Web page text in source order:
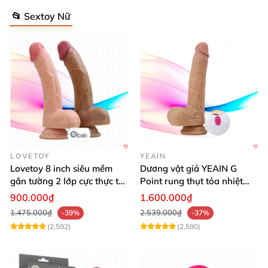
Thông tin bổ sung
Loại sản phẩm
Kích thích âm vật
Thương hiệu
OEM
📂 Sextoy Nữ
LOVETOY
Lovetoy 8 inch siêu mềm
gắn tường 2 lớp cực thực tế,
dễ dùng
900.000₫
1.475.000₫
-39%
(2,592)
YEAIN
Dương vật giả YEAIN G
Point rung thụt tỏa nhiệt
điều khiển từ xa silicon
1.600.000₫
2.539.000₫
-37%
(2,590)